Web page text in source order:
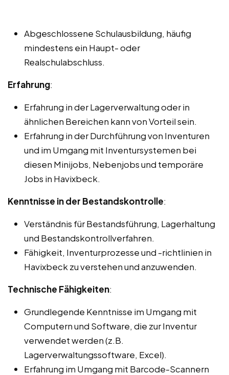
Abgeschlossene Schulausbildung, häufig
mindestens ein Haupt- oder
Realschulabschluss.
Erfahrung:
Erfahrung in der Lagerverwaltung oder in
ähnlichen Bereichen kann von Vorteil sein.
Erfahrung in der Durchführung von Inventuren
und im Umgang mit Inventursystemen bei
diesen Minijobs, Nebenjobs und temporäre
Jobs in Havixbeck.
Kenntnisse in der Bestandskontrolle:
Verständnis für Bestandsführung, Lagerhaltung
und Bestandskontrollverfahren.
Fähigkeit, Inventurprozesse und -richtlinien in
Havixbeck zu verstehen und anzuwenden.
Technische Fähigkeiten:
Grundlegende Kenntnisse im Umgang mit
Computern und Software, die zur Inventur
verwendet werden (z.B.
Lagerverwaltungssoftware, Excel).
Erfahrung im Umgang mit Barcode-Scannern